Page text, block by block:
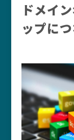
ドメイ
ップに